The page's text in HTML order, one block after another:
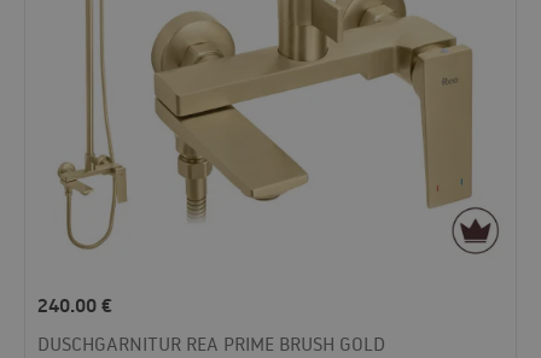
240.00€
DUSCHGARNITUR REA PRIME BRUSH GOLD